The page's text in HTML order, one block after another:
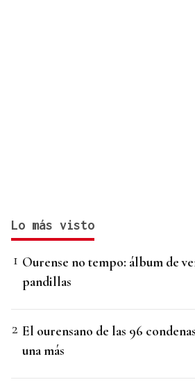
Lo más visto
Ourense no tempo: álbum de
pandillas
El ourensano de las 96
una más